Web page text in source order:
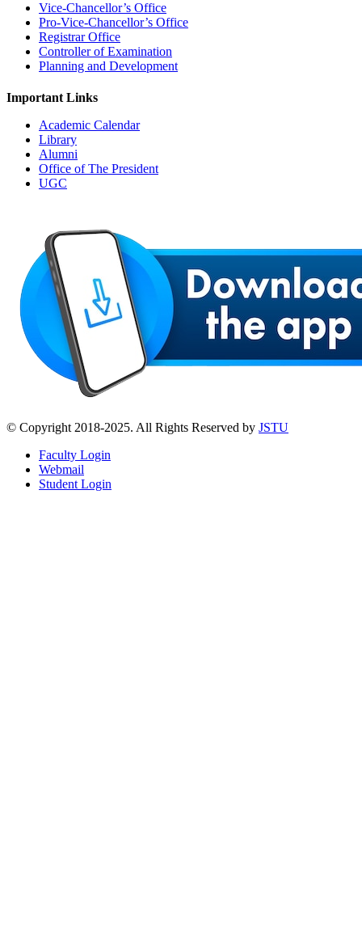
Vice-Chancellor’s Office
Pro-Vice-Chancellor’s Office
Registrar Office
Controller of Examination
Planning and Development
Important Links
Academic Calendar
Library
Alumni
Office of The President
UGC
© Copyright 2018-2025. All Rights Reserved by JSTU
Faculty Login
Webmail
Student Login